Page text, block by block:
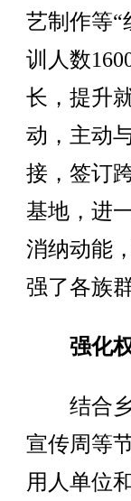
艺制作等“
训人数
长，提升
动，主动
接，签订
基地，进
消纳动能
强了各族
强化
结合乡
宣传周等
用人单位